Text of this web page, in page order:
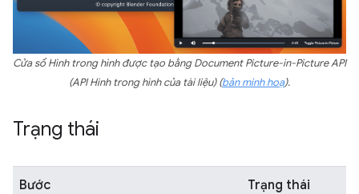
Cửa sổ Hình trong hình được tạo bằng Document Picture-in-Picture API
(API Hình trong hình của tài liệu) (bản minh hoạ).
Trạng thái
Bước Trạng thái